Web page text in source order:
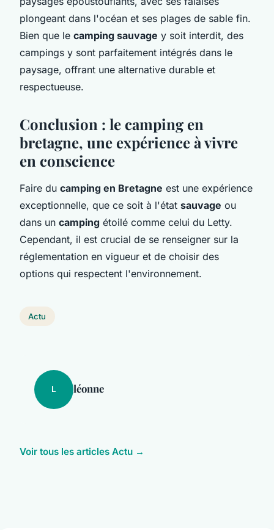
plongeant dans l'océan et ses plages de sable fin.
Bien que le camping sauvage y soit interdit, des
campings y sont parfaitement intégrés dans le
paysage, offrant une alternative durable et
respectueuse.
Conclusion : le camping en
bretagne, une expérience à vivre
en conscience
Faire du camping en Bretagne est une expérience
exceptionnelle, que ce soit à l'état sauvage ou
dans un camping étoilé comme celui du Letty.
Cependant, il est crucial de se renseigner sur la
réglementation en vigueur et de choisir des
options qui respectent l'environnement.
Actu
L léonne
Voir tous les articles Actu →